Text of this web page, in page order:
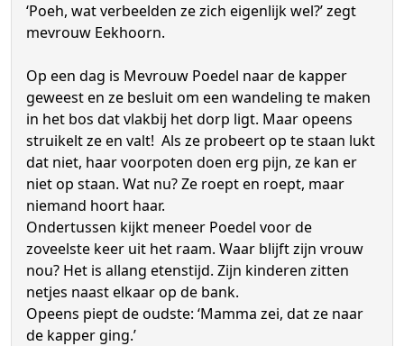
‘Poeh, wat verbeelden ze zich eigenlijk wel?’ zegt
mevrouw Eekhoorn.
Op een dag is Mevrouw Poedel naar de kapper
geweest en ze besluit om een wandeling te maken
in het bos dat vlakbij het dorp ligt. Maar opeens
struikelt ze en valt! Als ze probeert op te staan lukt
dat niet, haar voorpoten doen erg pijn, ze kan er
niet op staan. Wat nu? Ze roept en roept, maar
niemand hoort haar.
Ondertussen kijkt meneer Poedel voor de
zoveelste keer uit het raam. Waar blijft zijn vrouw
nou? Het is allang etenstijd. Zijn kinderen zitten
netjes naast elkaar op de bank.
Opeens piept de oudste: ‘Mamma zei, dat ze naar
de kapper ging.’